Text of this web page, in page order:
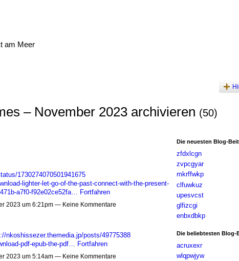
am Meer
– November 2023 archivieren (50)
1730274070501941675
lighter-let-go-of-the-past-connect-with-the-present-
a7f0-f92e02ce52fa…
Fortfahren
2023 um 6:21pm — Keine Kommentare
nkoshissezer.themedia.jp/posts/49775388
pdf-epub-the-pdf…
Fortfahren
2023 um 5:14am — Keine Kommentare
Die neuesten Blog-
zfdxlcgn
zvpcgyar
mkrffwkp
clfuwkuz
upesvcst
glfizcgi
enbxdbkp
Die beliebtesten Blog-
acruxexr
wlqpwjyw